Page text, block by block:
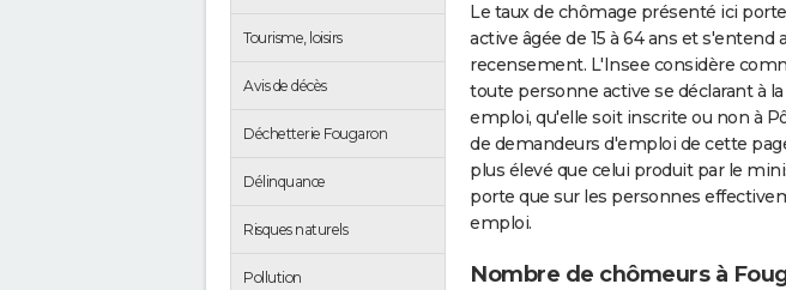
Tourisme, loisirs
Avis de décès
Déchetterie Fougaron
Délinquance
Risques naturels
Pollution
Le taux de chômage présenté ici
active âgée de 15 à 64 ans et s'entend
recensement. L'Insee considère
toute personne active se déclarant à
emploi, qu'elle soit inscrite ou non à
de demandeurs d'emploi de cette
plus élevé que celui produit par le
porte que sur les personnes
emploi.
Nombre de chômeurs à